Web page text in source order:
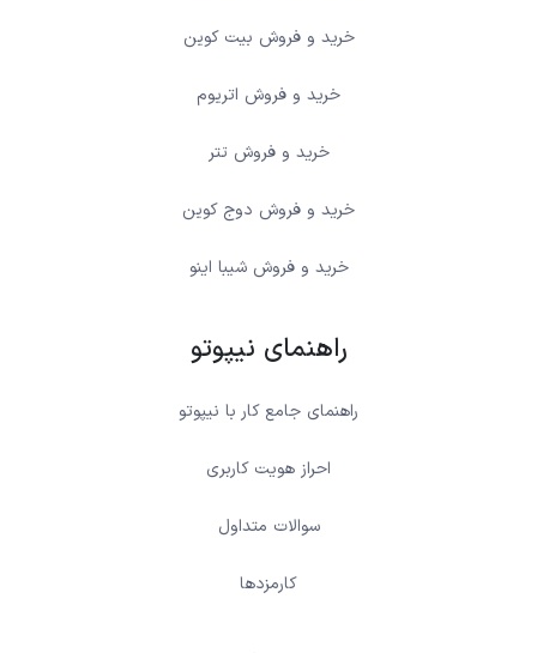
خرید و فروش بیت کوین
خرید و فروش اتریوم
خرید و فروش تتر
خرید و فروش دوج کوین
خرید و فروش شیبا اینو
راهنمای نیپوتو
راهنمای جامع کار با نیپوتو
احراز هویت کاربری
سوالات متداول
کارمزدها